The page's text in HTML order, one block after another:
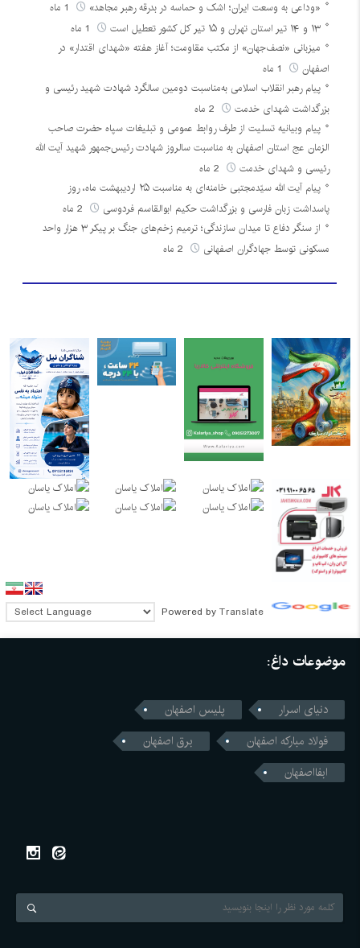
«وداعی به وسعت ایران؛ اشک و حماسه در بدرقه رهبر مجاهد»
۱۳ و ۱۴ تیر استان تهران و ۱۵ تیر کل کشور تعطیل است
میزبانی «نصف‌جهان» از مکتب مقاومت؛ آغاز هفته «شهدای اقتدار» در
اصفهان
پیام رهبر انقلاب اسلامی به‌مناسبت دومین سالگرد شهادت شهید رئیسی و
بزرگداشت شهدای خدمت
پیام وبیانیه تسلیت از طرف روابط عمومی و تبلیغات سپاه حضرت صاحب
الزمان عج استان اصفهان به مناسبت سالروز شهادت رئیس‌جمهور شهید آیت الله
رئیسی و شهدای خدمت
پیام آیت الله سیّدمجتبی خامنه‌ای به مناسبت ۲۵ اردیبهشت ماه، روز
پاسداشت زبان فارسی و بزرگداشت حکیم ابوالقاسم فردوسی
از سنگر دفاع تا میدان سازندگی؛ ترمیم زخم‌های جنگ بر پیکر ۳ هزار واحد
مسکونی توسط جهادگران اصفهانی
Powered by Translate
موضوعات داغ:
دنیای اسرار
پلیس اصفهان
فولاد مبارکه اصفهان
برق اصفهان
ابفااصفهان